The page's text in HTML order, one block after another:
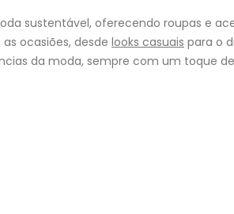
sustentável, oferecendo roupas e
ocasiões, desde looks casuais para o
da moda, sempre com um toque